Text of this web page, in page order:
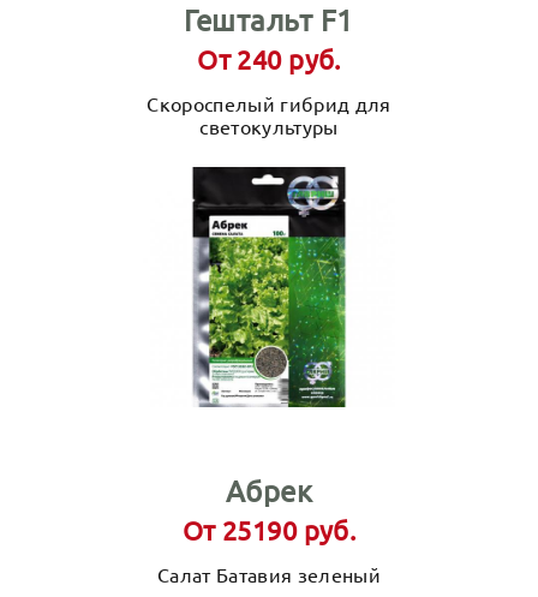
Гештальт F1
От 240 руб.
Скороспелый гибрид для
светокультуры
Абрек
От 25190 руб.
Салат Батавия зеленый